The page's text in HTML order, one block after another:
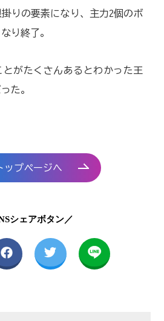
りの要素になり、主力2個のボ
り終了。
とがたくさんあるとわかった王
た。
ップページへ
シェアボタン／